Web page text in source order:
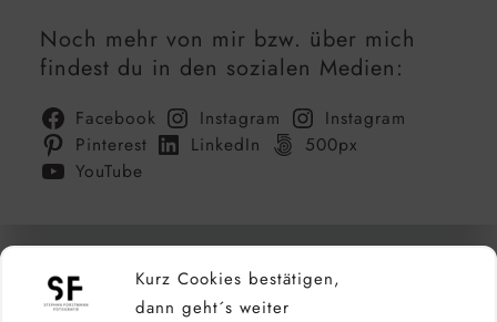
Kurz Cookies bestätigen,
dann geht´s weiter
Noch mehr von mir bzw. über mich
findest du in den sozialen Medien:
Facebook Instagram
Instagram
Pinterest
LinkedIn
500px
YouTube